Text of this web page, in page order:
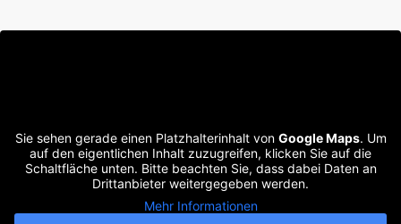
Sie sehen gerade einen Platzhalterinhalt von Google Maps. Um
auf den eigentlichen Inhalt zuzugreifen, klicken Sie auf die
Schaltfläche unten. Bitte beachten Sie, dass dabei Daten an
Drittanbieter weitergegeben werden.
Mehr Informationen